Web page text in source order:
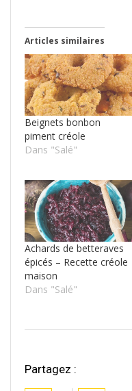
Articles similaires
Beignets bonbon
piment créole
Dans "Salé"
Achards de betteraves
épicés – Recette créole
maison
Dans "Salé"
Partagez :